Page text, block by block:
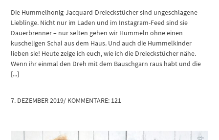
Die Hummelhonig-Jacquard-Dreieckstücher sind ungeschlagene
Lieblinge. Nicht nur im Laden und im Instagram-Feed sind sie
Dauerbrenner – nur selten gehen wir Hummeln ohne einen
kuscheligen Schal aus dem Haus. Und auch die Hummelkinder
lieben sie! Heute zeige ich euch, wie ich die Dreieckstücher nähe.
Wenn ihr einmal den Dreh mit dem Bauschgarn raus habt und die
[...]
7. DEZEMBER 2019/ KOMMENTARE: 121